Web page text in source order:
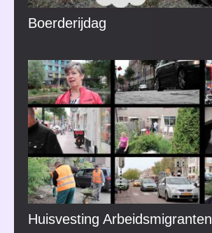
Boerderijdag
Huisvesting Arbeidsmigranten